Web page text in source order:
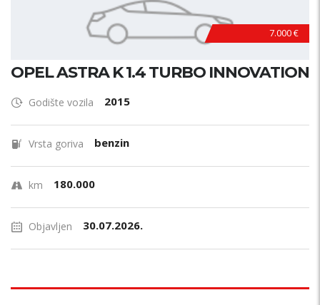
7.000 €
OPEL ASTRA K 1.4 TURBO INNOVATION
Godište vozila 2015
Vrsta goriva benzin
km 180.000
Objavljen 30.07.2026.